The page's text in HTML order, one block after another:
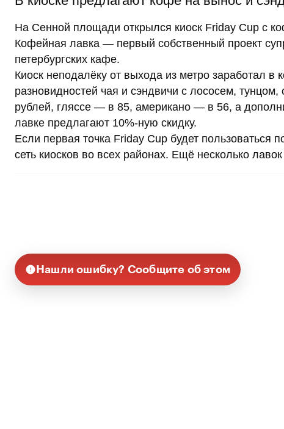
На Сенной площади открылся киоск Friday Cup с
Кофейная лавка — первый собственный проект
петербургских кафе.
Киоск неподалёку от выхода из метро заработал
разновидностей чая и сэндвичи с лососем,
рублей, гляссе — в 85, американо — в 56, а
лавке предлагают 10%-ную скидку.
Если первая точка Friday Cup будет
сеть киосков во всех районах. Ещё несколько
Нашли ошибку? Сообщите об этом